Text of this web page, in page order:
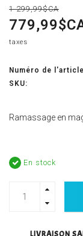
1 299,99$CA
taxes
Numéro de
SKU:
Ramassage en
En stock